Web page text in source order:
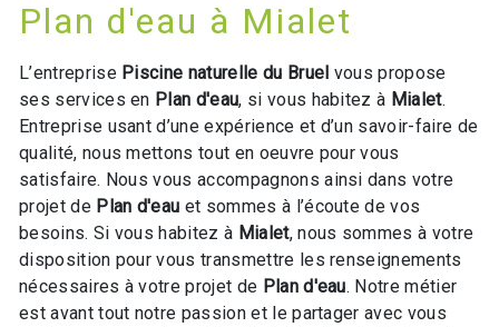
Plan d'eau à Mialet
L’entreprise Piscine naturelle du Bruel vous propose
ses services en Plan d'eau, si vous habitez à Mialet.
Entreprise usant d’une expérience et d’un savoir-faire de
qualité, nous mettons tout en oeuvre pour vous
satisfaire. Nous vous accompagnons ainsi dans votre
projet de Plan d'eau et sommes à l’écoute de vos
besoins. Si vous habitez à Mialet, nous sommes à votre
disposition pour vous transmettre les renseignements
nécessaires à votre projet de Plan d'eau. Notre métier
est avant tout notre passion et le partager avec vous